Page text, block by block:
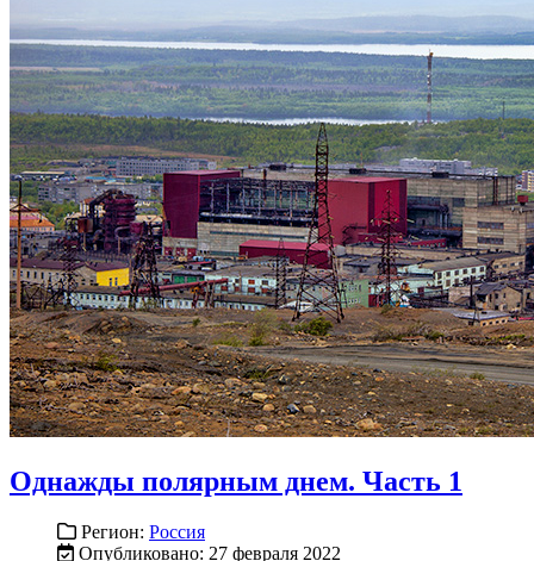
Однажды полярным днем. Часть 1
Регион: Россия
Опубликовано: 27 февраля 2022